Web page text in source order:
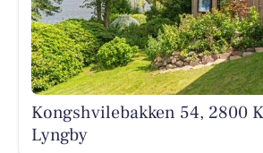
Kongshvilebakken 54, 2800
Lyngby